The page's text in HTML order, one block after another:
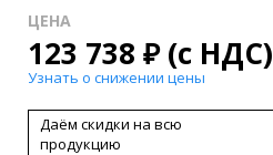
ЦЕНА
123 738 ₽(с НДС)
Узнать о снижении цены
Даём скидки на всю
продукцию